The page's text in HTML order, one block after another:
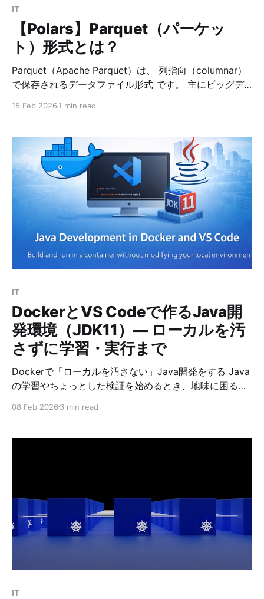
IT
【Polars】Parquet（パーケッ
ト）形式とは？
Parquet（Apache Parquet）は、 列指向（columnar）
で保存されるデータファイル形式 です。 主にビッグデ
1,Alice,30 2,Bob,25 CSVは「行」単位で保存されていま
す。 * 1行ずつ並んでいる * 人間が読める * シンプル *
でも大規模処理には不向き Parquet（列指向） イメー
ジ： id列: 1,2,3,4,... name列: Alice,Bob,... age列: 30,
15 Feb 2026 1 min read
IT
DockerとVS Codeで作るJava開
発環境（JDK11）— ローカルを汚
さずに学習・実行まで
Dockerで「ローカルを汚さない」Java開発をする Java
の学習やちょっとした検証を始めるとき、地味に困るの
いでハマる * 既存の開発環境と競合する * 別PCへ移し
ンテナ内にJDKを用意して、VS Codeで編集するやり方
使って、JDK11（Temurin）でJavaをコンパイル・実行
する最小構成を作ります。 ゴール * ローカルにJDKを入
れずにJavaを実行できる * VS Codeで編集し、コンテ
ナ内のJDK11で javac / java が使える * ディレクトリを
Docker（Docker Engine / Docker Desktop のどちらで
08 Feb 2026 3 min read
IT